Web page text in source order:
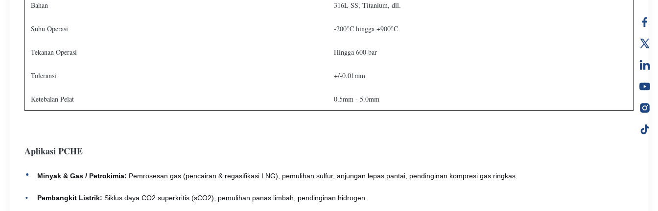
Bahan 316L SS, Titanium, dll.
Suhu Operasi -200°C hingga +900°C
Tekanan Operasi Hingga 600 bar
Toleransi +/-0.01mm
Ketebalan Pelat 0.5mm - 5.0mm
Aplikasi PCHE
Minyak & Gas / Petrokimia: Pemrosesan gas (pencairan & regasifikasi LNG), pemulihan sulfur, anjungan lepas pantai, pendinginan kompresi gas ringkas.
Pembangkit Listrik: Siklus daya CO2 superkritis (sCO2), pemulihan panas limbah, pendinginan hidrogen.